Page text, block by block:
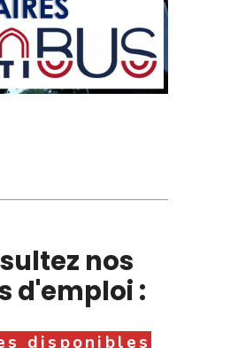
nos
d'emploi :
disponibles